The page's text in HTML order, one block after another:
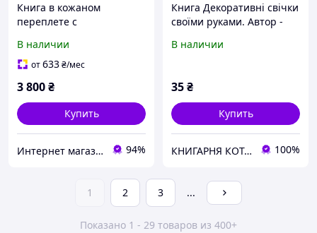
Книга в кожаном
переплете с
тиснением и
декоративной
ислама"
В наличии
от633₴/мес
3 800₴
Купить
Интернет магазин "Grifons" 94%
Книга Декоративні свічки
своїми руками. Автор -
В наличии
35₴
Купить
КНИГАРНЯ КОТА ФРАНИКА 100%
1 2 3 ...
Показано 1 - 29 товаров из 400+